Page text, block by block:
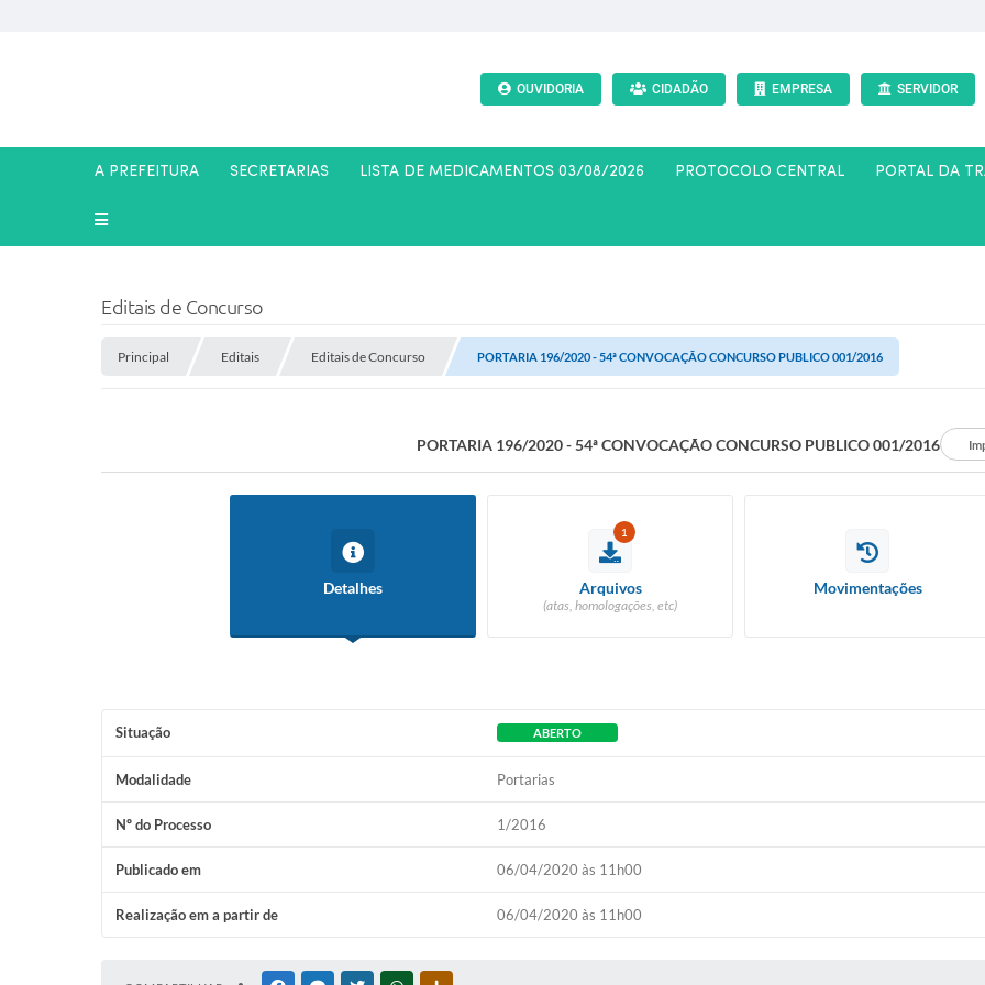
OUVIDORIA CIDADÃO EMPRESA SERVIDOR
A PREFEITURA SECRETARIAS LISTA DE MEDICAMENTOS 03/08/2026 PROTOCOLO CENTRAL PORTAL DA
Editais de Concurso
Principal Editais Editais de Concurso PORTARIA 196/2020 - 54ª CONVOCAÇÃO CONCURSO PUBLICO 001/2016
PORTARIA 196/2020 - 54ª CONVOCAÇÃO CONCURSO PUBLICO 001/2016
Detalhes
1
Arquivos
(atas, homologações, etc)
Movimentações
Situação ABERTO
Modalidade Portarias
Nº do Processo 1/2016
Publicado em 06/04/2020 às 11h00
Realização em a partir de 06/04/2020 às 11h00